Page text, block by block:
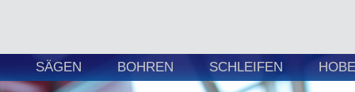
SÄGEN BOHREN SCHLEIFEN